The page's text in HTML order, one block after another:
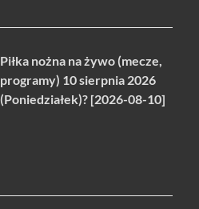
Piłka nożna na żywo (mecze,
programy) 10 sierpnia 2026
(Poniedziałek)? [2026-08-10]